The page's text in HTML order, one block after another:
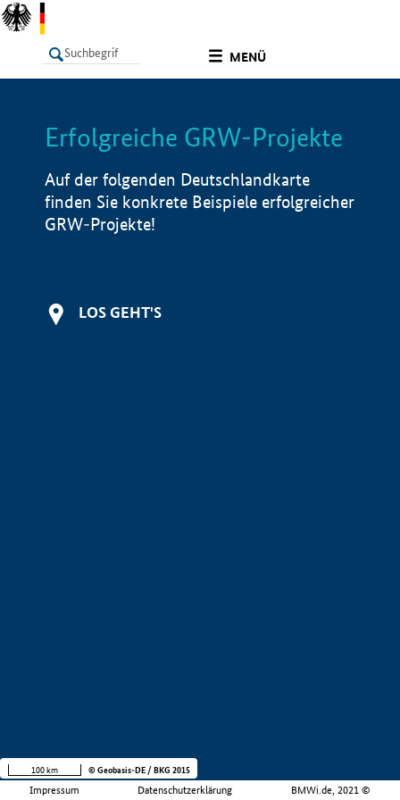
MENÜ
LISTE Info
Erfolgreiche GRW-Projekte
Auf der folgenden Deutschlandkarte
finden Sie konkrete Beispiele erfolgreicher
GRW-Projekte!
LOS GEHT'S
Impressum Datenschutzerklärung BMWi.de, 2021 ©
100 km © Geobasis-DE / BKG 2015